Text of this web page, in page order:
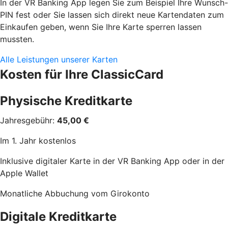
In der VR Banking App legen Sie zum Beispiel Ihre Wunsch-
PIN fest oder Sie lassen sich direkt neue Kartendaten zum
Einkaufen geben, wenn Sie Ihre Karte sperren lassen
mussten.
Alle Leistungen unserer Karten
Kosten für Ihre ClassicCard
Physische Kreditkarte
Jahresgebühr: 45,00 €
Im 1. Jahr kostenlos
Inklusive digitaler Karte in der VR Banking App oder in der
Apple Wallet
Monatliche Abbuchung vom Girokonto
Digitale Kreditkarte